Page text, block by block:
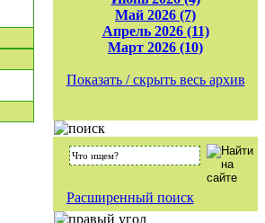
Май 2026 (7)
Апрель 2026 (11)
Март 2026 (10)
Показать / скрыть весь архив
Расширенный поиск